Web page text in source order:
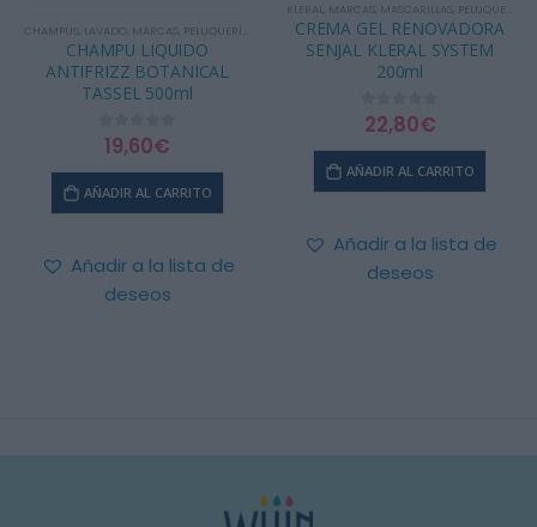
CHAMPÚS LAVADO MARCAS PELUQUERÍA
CHAMPU LIQUIDO
ANTIFRIZZ BOTANICAL
TASSEL 500ml
0out of 5
19,60€
AÑADIR AL CARRITO
Añadir a la lista de
deseos
KLERAL MARCAS MASCARILLAS PELUQUERÍA
CREMA GEL RENOVADORA
SENJAL KLERAL SYSTEM
200ml
0out of 5
22,80€
AÑADIR AL CARRITO
Añadir a la lista de
deseos